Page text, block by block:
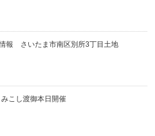
報 さいたま市南区別所3丁目土地
こし渡御本日開催